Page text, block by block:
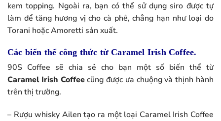
kem topping. Ngoài ra, bạn có thể sử dụng siro được tự
làm để tăng hương vị cho cà phê, chẳng hạn như loại do
Torani hoặc Amoretti sản xuất.
Các biến thể công thức từ Caramel Irish Coffee.
90S Coffee sẽ chia sẻ cho bạn một số biến thể từ
Caramel Irish Coffeecũng được ưa chuộng và thịnh hành
trên thị trường.
– Rượu whisky Ailen tạo ra một loại Caramel Irish Coffee